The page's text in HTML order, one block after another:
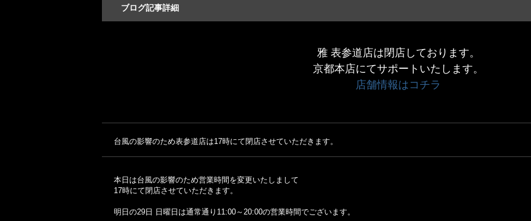
ブログ記事詳細
雅 表参道店は閉店しております。
京都本店にてサポートいたします。
店舗情報はコチラ
台風の影響のため表参道店は17時にて閉店させていただきます。
本日は台風の影響のため営業時間を変更いたしまして
17時にて閉店させていただきます。
明日の29日 日曜日は通常通り11:00～20:00の営業時間でございます。